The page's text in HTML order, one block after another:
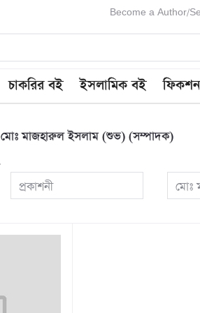
Become a Author/
চাকরির বই ইসলামিক বই
মোঃ মাজহারুল ইসলাম (শুভ) (সম্পাদক)
প্রকাশনী মোঃ